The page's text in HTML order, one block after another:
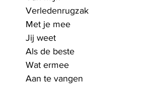
Verledenrugzak
Met je mee
Jij weet
Als de beste
Wat ermee
Aan te vangen